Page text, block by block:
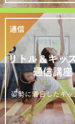
リトル＆キッ
通信講座
姿勢に着目したキ